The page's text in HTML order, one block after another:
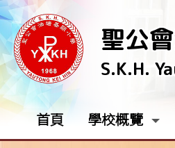
聖公
S.K.H.
首頁 學校概覽